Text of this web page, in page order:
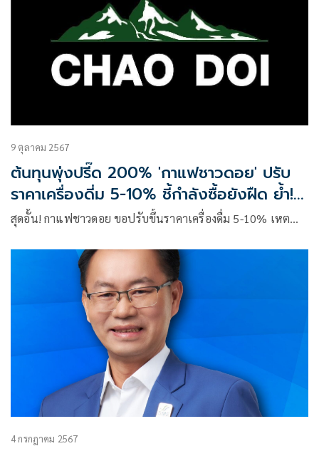
9 ตุลาคม 2567
ต้นทุนพุ่งปรี๊ด 200% 'กาแฟชาวดอย' ปรับ
ราคาเครื่องดี่ม 5-10% ชี้กำลังซื้อยังฝืด ย้ำ!จะ
บริหารให้กระทบผู้บริโภคน้อยที่สุด
สุดอั้น! กาแฟชาวดอย ขอปรับขึ้นราคาเครื่องดื่ม 5-10% เหต…
4 กรกฎาคม 2567